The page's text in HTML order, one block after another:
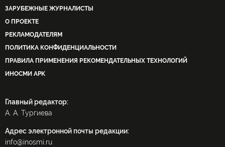
ЗАРУБЕЖНЫЕ ЖУРНАЛИСТЫ
О ПРОЕКТЕ
РЕКЛАМОДАТЕЛЯМ
ПОЛИТИКА КОНФИДЕНЦИАЛЬНОСТИ
ПРАВИЛА ПРИМЕНЕНИЯ РЕКОМЕНДАТЕЛЬНЫХ ТЕХНОЛОГИЙ
ИНОСМИ APK
Главный редактор:
А. А. Тургиева
Адрес электронной почты редакции:
info@inosmi.ru